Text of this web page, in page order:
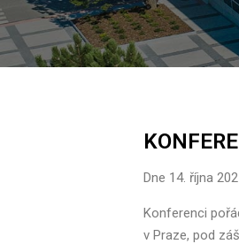
Dne 14. října
Konferenci
v Praze, pod